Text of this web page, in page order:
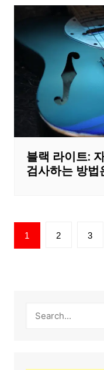
블랙 라이트:
검사하는 방법
글
페
1 2 3